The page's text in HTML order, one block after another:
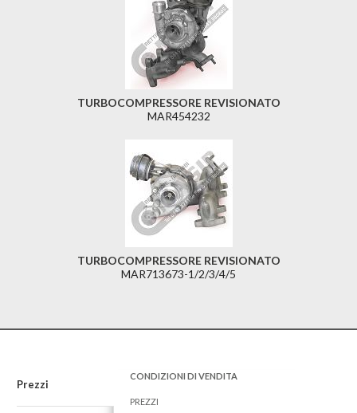
TURBOCOMPRESSORE REVISIONATO
MAR454232
TURBOCOMPRESSORE REVISIONATO
MAR713673-1/2/3/4/5
Prezzi
CONDIZIONI DI VENDITA
PREZZI